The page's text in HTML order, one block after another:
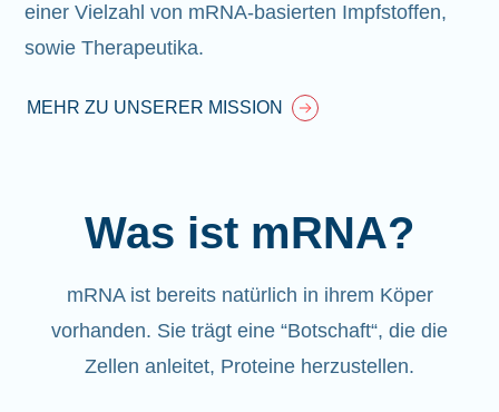
einer Vielzahl von mRNA-basierten Impfstoffen,
sowie Therapeutika.
MEHR ZU UNSERER MISSION
Was ist mRNA?
mRNA ist bereits natürlich in ihrem Köper
vorhanden. Sie trägt eine “Botschaft“, die die
Zellen anleitet, Proteine herzustellen.